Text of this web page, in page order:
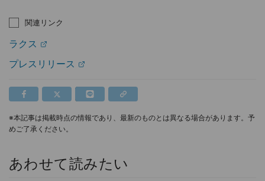
関連リンク
ラクス
プレスリリース
※本記事は掲載時点の情報であり、最新のものとは異なる場合があります。予
めご了承ください。
あわせて読みたい